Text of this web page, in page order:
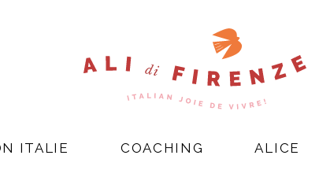
ITALIE COACHING ALICE